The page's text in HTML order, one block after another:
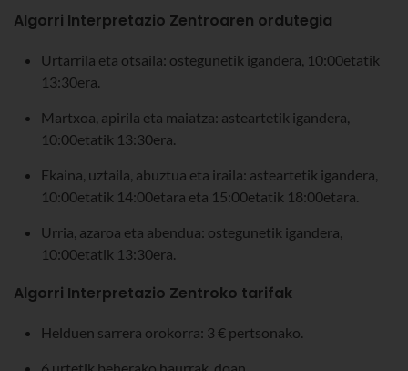
Algorri Interpretazio Zentroaren ordutegia
Urtarrila eta otsaila: ostegunetik igandera, 10:00etatik
13:30era.
Martxoa, apirila eta maiatza: asteartetik igandera,
10:00etatik 13:30era.
Ekaina, uztaila, abuztua eta iraila: asteartetik igandera,
10:00etatik 14:00etara eta 15:00etatik 18:00etara.
Urria, azaroa eta abendua: ostegunetik igandera,
10:00etatik 13:30era.
Algorri Interpretazio Zentroko tarifak
Helduen sarrera orokorra: 3 € pertsonako.